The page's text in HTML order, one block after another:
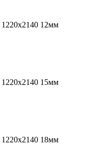
12мм
15мм
18мм